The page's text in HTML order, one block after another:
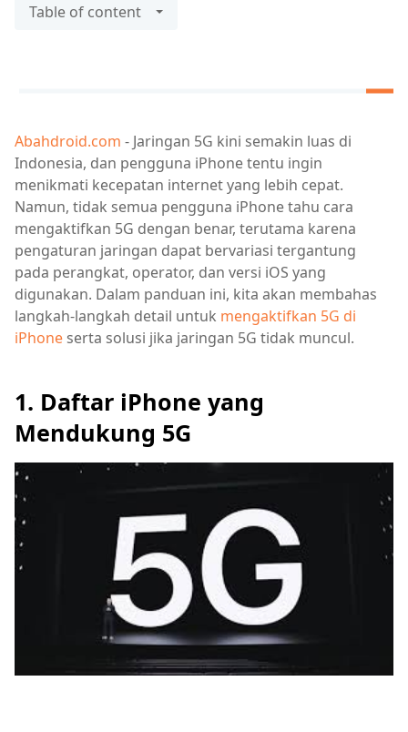
Table of content
Abahdroid.com - Jaringan 5G kini semakin luas di
Indonesia, dan pengguna iPhone tentu ingin
menikmati kecepatan internet yang lebih cepat.
Namun, tidak semua pengguna iPhone tahu cara
mengaktifkan 5G dengan benar, terutama karena
pengaturan jaringan dapat bervariasi tergantung
pada perangkat, operator, dan versi iOS yang
digunakan. Dalam panduan ini, kita akan membahas
langkah-langkah detail untuk mengaktifkan 5G di
iPhone serta solusi jika jaringan 5G tidak muncul.
1. Daftar iPhone yang
Mendukung 5G